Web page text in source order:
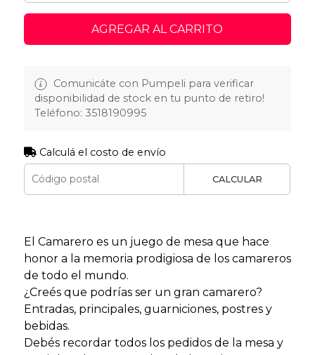
AGREGAR AL CARRITO
Comunicáte con Pumpeli para verificar
disponibilidad de stock en tu punto de retiro!
Teléfono: 3518190995
Calculá el costo de envío
CALCULAR
El Camarero es un juego de mesa que hace
honor a la memoria prodigiosa de los camareros
de todo el mundo.
¿Creés que podrías ser un gran camarero?
Entradas, principales, guarniciones, postres y
bebidas.
Debés recordar todos los pedidos de la mesa y